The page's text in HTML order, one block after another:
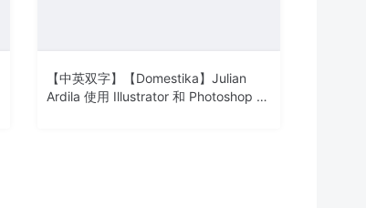
【中英双字】【Domestika】Julian
Ardila 使用 Illustrator 和 Photoshop 进